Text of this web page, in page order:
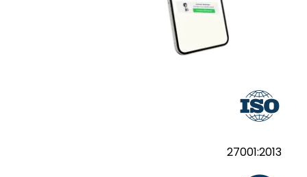
27001:2013